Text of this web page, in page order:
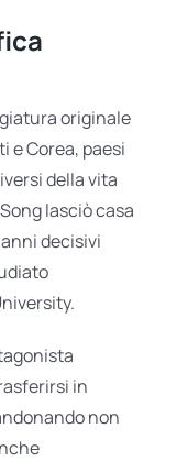
originale
e Corea, paesi
della vita
lasciò casa
decisivi
in
non